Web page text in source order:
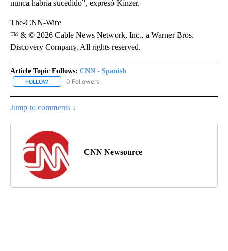
nunca habría sucedido”, expresó Kinzer.
The-CNN-Wire
™ & © 2026 Cable News Network, Inc., a Warner Bros.
Discovery Company. All rights reserved.
Article Topic Follows: CNN - Spanish
FOLLOW FOLLOW "CNN - SPANISH" TO RECEIVE NOTIFICATIONS ABOUT
0 Followers
Jump to comments ↓
CNN Newsource